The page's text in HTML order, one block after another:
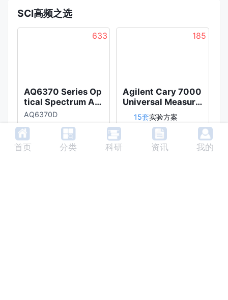
SCI高频之选
633
AQ6370 Series Op
tical Spectrum An
alyzer
AQ6370D
实验方案
185
Agilent Cary 7000
Universal Measure
ment Spectrophot
ometer (UMS)
15套实验方案
首页 分类 科研 资讯 我的